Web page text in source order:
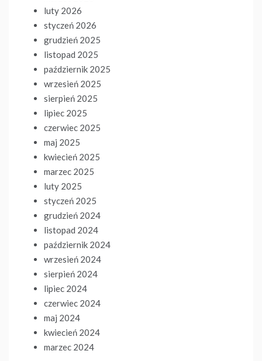
luty 2026
styczeń 2026
grudzień 2025
listopad 2025
październik 2025
wrzesień 2025
sierpień 2025
lipiec 2025
czerwiec 2025
maj 2025
kwiecień 2025
marzec 2025
luty 2025
styczeń 2025
grudzień 2024
listopad 2024
październik 2024
wrzesień 2024
sierpień 2024
lipiec 2024
czerwiec 2024
maj 2024
kwiecień 2024
marzec 2024